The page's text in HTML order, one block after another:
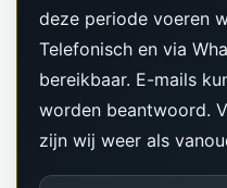
deze periode voeren
Telefonisch en via
bereikbaar. E-mails
worden beantwoord.
zijn wij weer als